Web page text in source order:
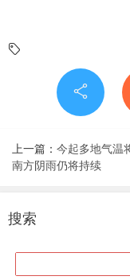
上一篇： 今起多地气温
南方阴雨仍将持续
搜索